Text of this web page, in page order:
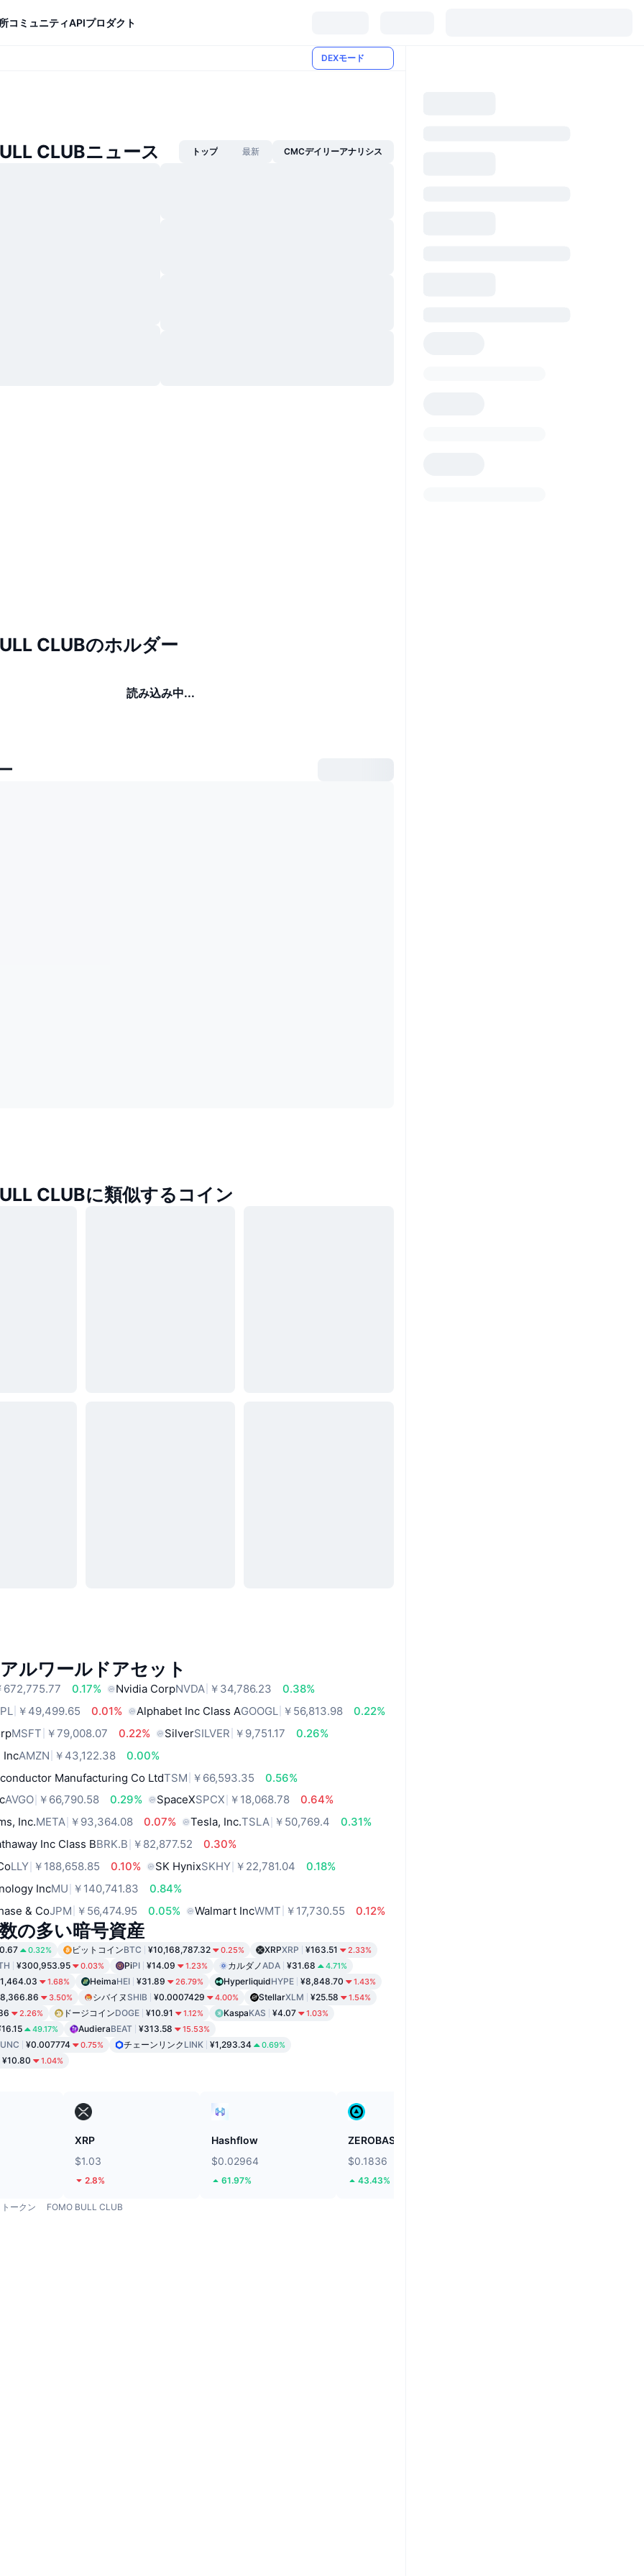
コミュニティAPIプロダクト
DEXモード
CLUBニュース トップ 最新 CMCデイリーアナリシス
CLUBのホルダー
読み込み中...
CLUBに類似するコイン
ルワールドアセット
672,775.77 0.17% Nvidia CorpNVDA ￥34,786.23
0.38%
￥49,499.65 0.01% Alphabet Inc Class AGOOGL ￥56,813.98
0.22%
MSFT ￥79,008.07 0.22% SilverSILVER ￥9,751.17
0.26%
IncAMZN ￥43,122.38
0.00%
Manufacturing Co LtdTSM ￥66,593.35
0.56%
AVGO ￥66,790.58 0.29% SpaceXSPCX ￥18,068.78
0.64%
Inc.META ￥93,364.08 0.07% Tesla, Inc.TSLA ￥50,769.4
0.31%
Inc Class BBRK.B ￥82,877.52
0.30%
LLY ￥188,658.85 0.10% SK HynixSKHY ￥22,781.04
0.18%
IncMU ￥140,741.83
0.84%
& CoJPM ￥56,474.95 0.05% Walmart IncWMT ￥17,730.55 0.12%
の多い暗号資産
0.32% ビットコインBTC ¥10,168,787.32 0.25% XRPXRP ¥163.51 2.33%
¥300,953.95 0.03% PiPI ¥14.09 1.23% カルダノADA ¥31.68 4.71%
1.68% HeimaHEI ¥31.89 26.79% HyperliquidHYPE ¥8,848.70 1.43%
3.50% シバイヌ SHIB ¥0.0007429 4.00% StellarXLM ¥25.58 1.54%
2.26% ドージコインDOGE ¥10.91 1.12% KaspaKAS ¥4.07 1.03%
49.17% AudieraBEAT ¥313.58 15.53%
¥0.007774 0.75% チェーンリンク LINK ¥1,293.34 0.69%
¥10.80 1.04%
XRP
$1.03
2.8%
Hashflow
$0.02964
61.97%
ZEROBASE
$0.1836
43.43%
トークン FOMO BULL CLUB